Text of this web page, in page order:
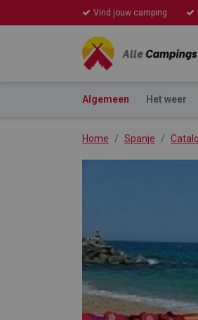
Vind jouw camping
Algemeen Het weer
Home Spanje